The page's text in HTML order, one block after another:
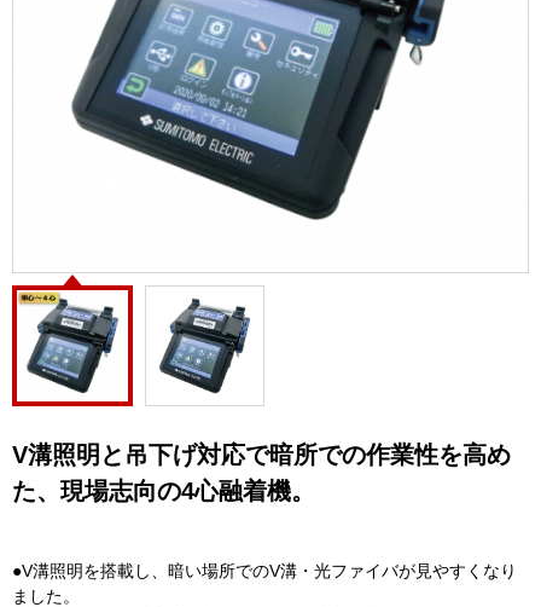
V溝照明と吊下げ対応で暗所での作業性を高め
た、現場志向の4心融着機。
●V溝照明を搭載し、暗い場所でのV溝・光ファイバが見やすくなり
ました。